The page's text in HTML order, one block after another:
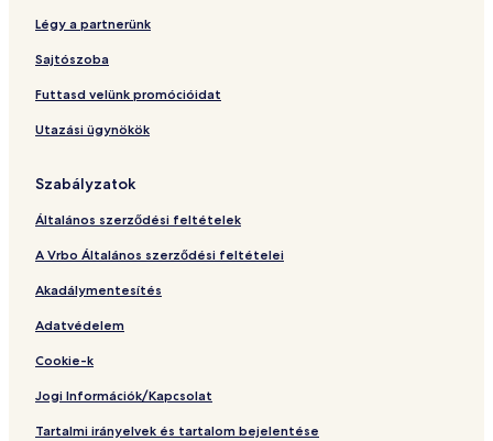
Légy a partnerünk
Sajtószoba
Futtasd velünk promócióidat
Utazási ügynökök
Szabályzatok
Általános szerződési feltételek
A Vrbo Általános szerződési feltételei
Akadálymentesítés
Adatvédelem
Cookie-k
Jogi Információk/Kapcsolat
Tartalmi irányelvek és tartalom bejelentése